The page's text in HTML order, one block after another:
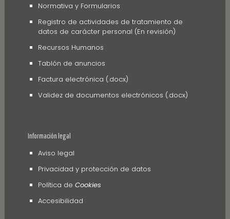
Normativa y Formularios
Registro de actividades de tratamiento de
datos de carácter personal (En revisión)
Recursos Humanos
Tablón de anuncios
Factura electrónica (.docx)
Validez de documentos electrónicos (.docx)
Información legal
Aviso legal
Privacidad y protección de datos
Política de Cookies
Accesibilidad